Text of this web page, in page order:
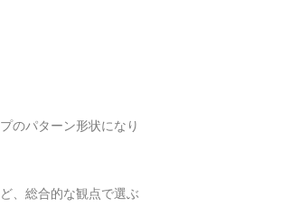
のパターン形状になり
、総合的な観点で選ぶ